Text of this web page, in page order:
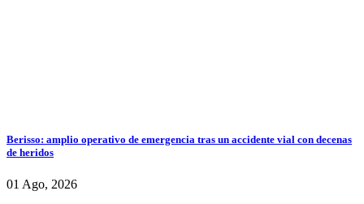
Berisso: amplio operativo de emergencia tras un accidente vial con decenas
de heridos
01 Ago, 2026